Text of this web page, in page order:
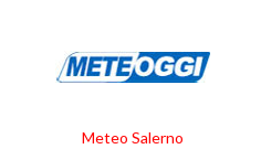
Meteo Salerno